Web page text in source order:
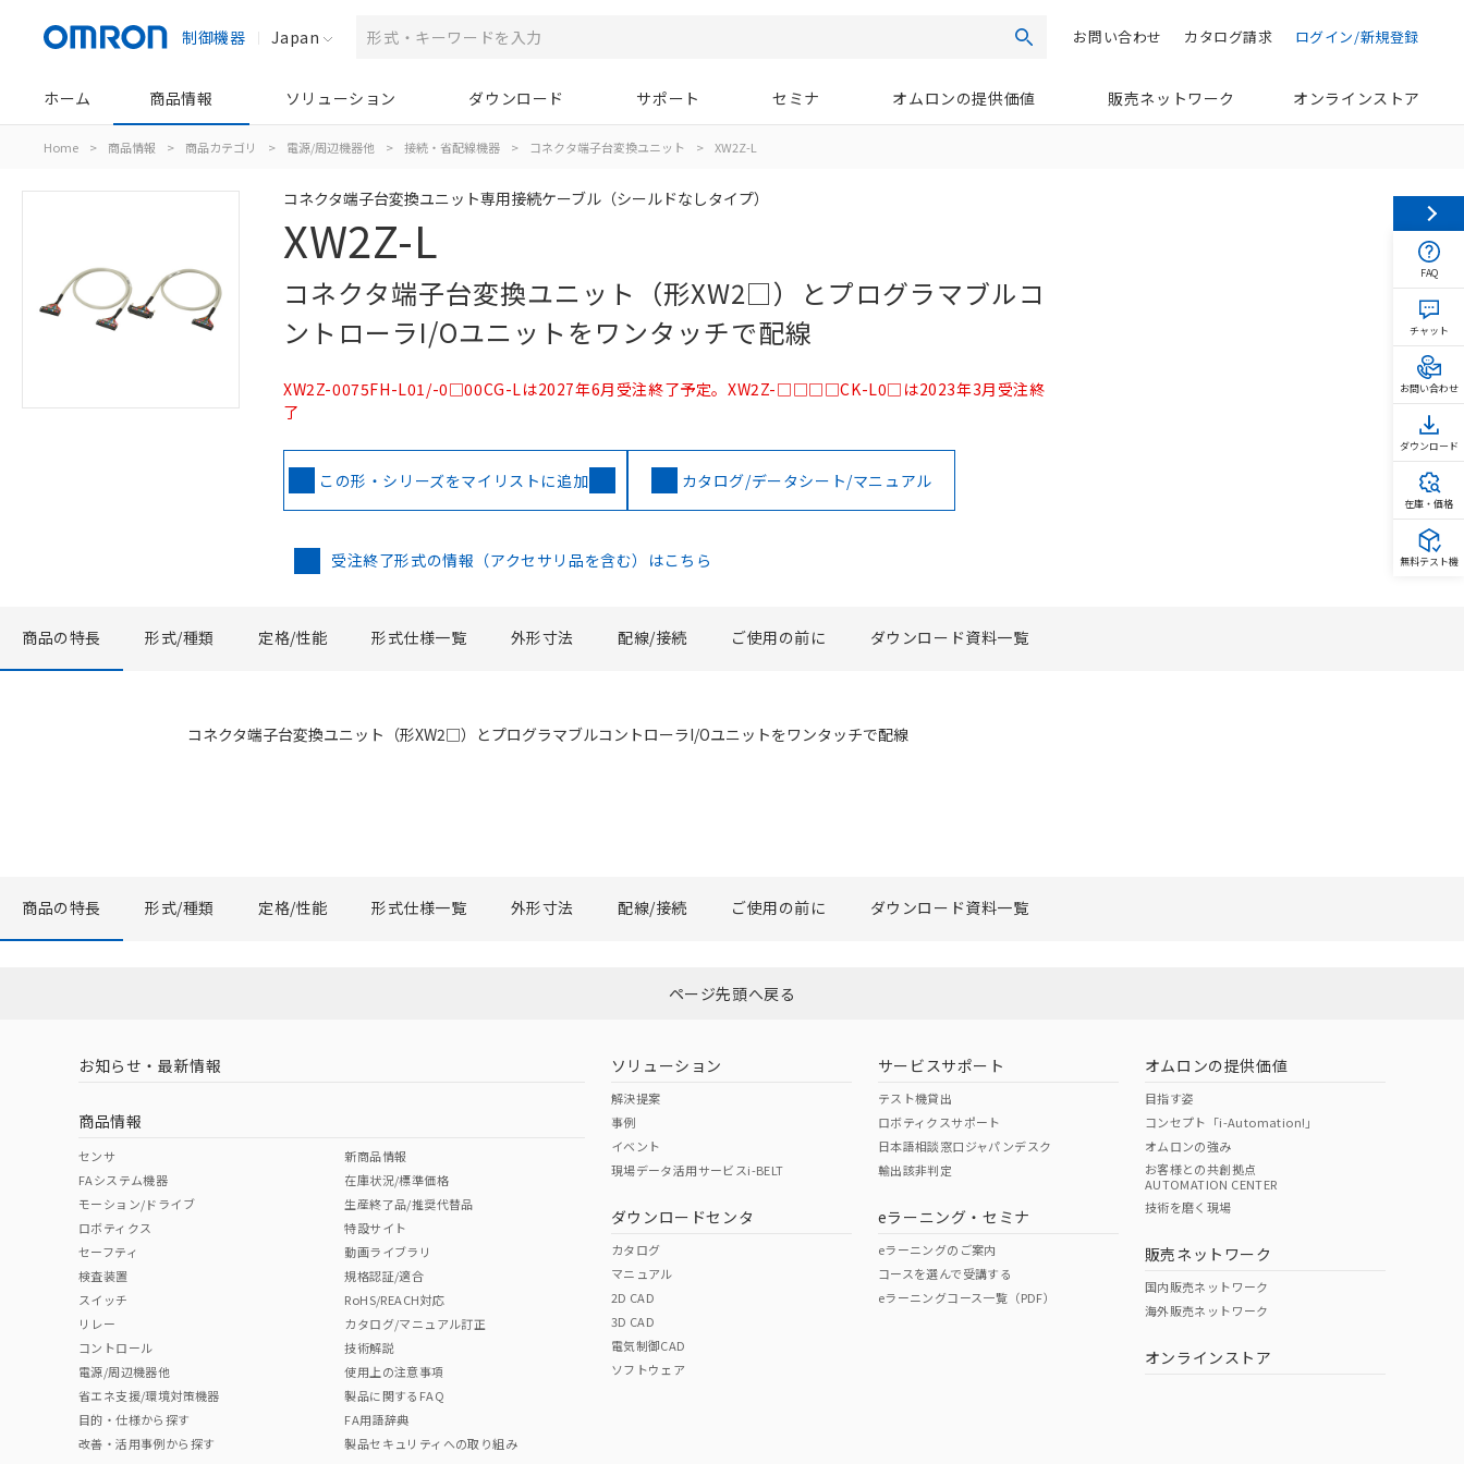
制御機器 Japan 検索 ログイン/新規登録
カタログ請求
お問い合わせ
ホーム 商品情報 ソリューション ダウンロード サポート セミナ オムロンの提供価値 販売ネットワーク オンラインストア
Home > 商品情報 > 商品カテゴリ > 電源/周辺機器他 > 接続・省配線機器 > コネクタ端子台変換ユニット > XW2Z-L
コネクタ端子台変換ユニット専用接続ケーブル（シールドなしタイプ）
XW2Z-L
コネクタ端子台変換ユニット（形XW2□）とプログラマブルコ
ントローラI/Oユニットをワンタッチで配線
XW2Z-0075FH-L01/-0□00CG-Lは2027年6月受注終了予定。XW2Z-□□□□CK-L0□は2023年3月受注終
了
この形・シリーズをマイリストに追加 カタログ/データシート/マニュアル
受注終了形式の情報（アクセサリ品を含む）はこちら
商品の特長 形式/種類 定格/性能 形式仕様一覧 外形寸法 配線/接続 ご使用の前に ダウンロード資料一覧
コネクタ端子台変換ユニット（形XW2□）とプログラマブルコントローラI/Oユニットをワンタッチで配線
商品の特長 形式/種類 定格/性能 形式仕様一覧 外形寸法 配線/接続 ご使用の前に ダウンロード資料一覧
ページ先頭へ戻る
お知らせ・最新情報
商品情報
センサ
FAシステム機器
モーション/ドライブ
ロボティクス
セーフティ
検査装置
スイッチ
リレー
コントロール
電源/周辺機器他
省エネ支援/環境対策機器
目的・仕様から探す
改善・活用事例から探す
新商品情報
在庫状況/標準価格
生産終了品/推奨代替品
特設サイト
動画ライブラリ
規格認証/適合
RoHS/REACH対応
カタログ/マニュアル訂正
技術解説
使用上の注意事項
製品に関するFAQ
FA用語辞典
製品セキュリティへの取り組み
ソリューション
解決提案
事例
イベント
現場データ活用サービスi-BELT
ダウンロードセンタ
カタログ
マニュアル
2D CAD
3D CAD
電気制御CAD
ソフトウェア
サービスサポート
テスト機貸出
ロボティクスサポート
日本語相談窓口ジャパンデスク
輸出該非判定
eラーニング・セミナ
eラーニングのご案内
コースを選んで受講する
eラーニングコース一覧（PDF）
オムロンの提供価値
目指す姿
コンセプト「i-Automation!」
オムロンの強み
お客様との共創拠点
AUTOMATION CENTER
技術を磨く現場
販売ネットワーク
国内販売ネットワーク
海外販売ネットワーク
オンラインストア
FAQ
チャット
お問い合わせ
ダウンロード
在庫・価格
無料テスト機